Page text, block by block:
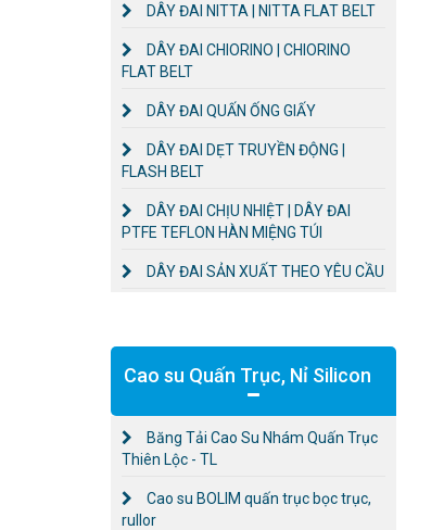
DÂY ĐAI NITTA | NITTA FLAT BELT
DÂY ĐAI CHIORINO | CHIORINO
FLAT BELT
DÂY ĐAI QUẤN ỐNG GIẤY
DÂY ĐAI DẸT TRUYỀN ĐỘNG |
FLASH BELT
DÂY ĐAI CHỊU NHIỆT | DÂY ĐAI
PTFE TEFLON HÀN MIỆNG TÚI
DÂY ĐAI SẢN XUẤT THEO YÊU CẦU
Cao su Quấn Trục, Nỉ Silicon
Băng Tải Cao Su Nhám Quấn Trục
Thiên Lộc - TL
Cao su BOLIM quấn trục bọc trục,
rullor